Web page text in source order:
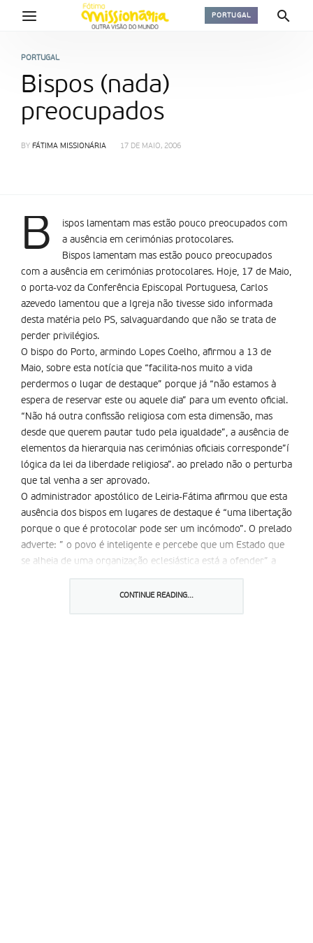
PORTUGAL
PORTUGAL
Bispos (nada)
preocupados
BY FÁTIMA MISSIONÁRIA 17 DE MAIO, 2006
B
ispos lamentam mas estão pouco preocupados com
a ausência em cerimónias protocolares.
Bispos lamentam mas estão pouco preocupados
com a ausência em cerimónias protocolares. Hoje, 17 de Maio,
o porta-voz da Conferência Episcopal Portuguesa, Carlos
azevedo lamentou que a Igreja não tivesse sido informada
desta matéria pelo PS, salvaguardando que não se trata de
perder privilégios.
O bispo do Porto, armindo Lopes Coelho, afirmou a 13 de
Maio, sobre esta notícia que “facilita-nos muito a vida
perdermos o lugar de destaque” porque já “não estamos à
espera de reservar este ou aquele dia” para um evento oficial.
“Não há outra confissão religiosa com esta dimensão, mas
desde que querem pautar tudo pela igualdade”, a ausência de
elementos da hierarquia nas cerimónias oficiais corresponde”í
lógica da lei da liberdade religiosa”. ao prelado não o perturba
que tal venha a ser aprovado.
O administrador apostólico de Leiria-Fátima afirmou que esta
ausência dos bispos em lugares de destaque é “uma libertação
porque o que é protocolar pode ser um incómodo”. O prelado
adverte: ” o povo é inteligente e percebe que um Estado que
se alheia de uma organização eclesiástica está a ofender” a
CONTINUE READING...